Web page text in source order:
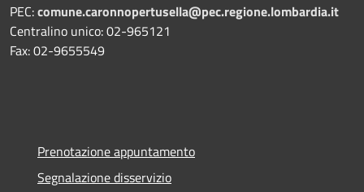
PEC:comune.caronnopertusella@pec.regione.lombardia.it
Centralino unico: 02-965121
Fax: 02-9655549
Prenotazione appuntamento
Segnalazione disservizio